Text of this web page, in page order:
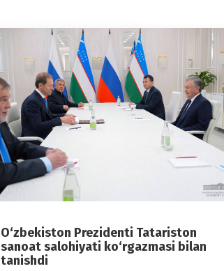
O‘zbekiston Prezidenti Tatariston
sanoat salohiyati ko‘rgazmasi bilan
tanishdi